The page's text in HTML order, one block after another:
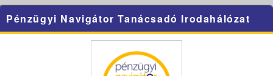
Pénzügyi Navigátor Tanácsadó Irodahálózat